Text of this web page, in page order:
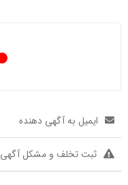
ایمیل به آگهی دهنده
ثبت تخلف و مشکل آگهی